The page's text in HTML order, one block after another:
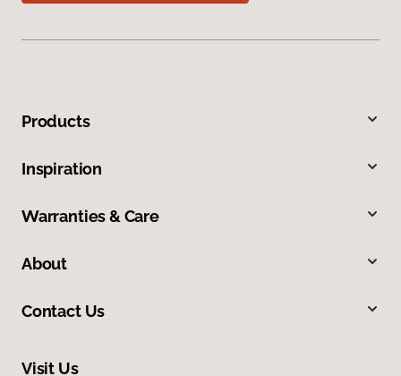
Products
Inspiration
Warranties & Care
About
Contact Us
Visit Us